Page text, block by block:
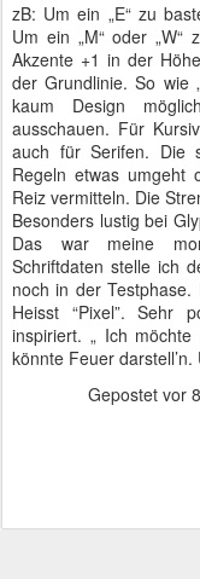
zB: Um ein „E“ zu
Um ein „M“ oder
Akzente +1 in der
der Grundlinie. So wie
kaum Design
ausschauen. Für
auch für Serifen. Die
Regeln etwas umgeht
Reiz vermitteln. Die
Besonders lustig bei
Das war meine
Schriftdaten stelle ich
noch in der
Heisst “Pixel”. Sehr
inspiriert. „ Ich
könnte Feuer
Gepostet vor